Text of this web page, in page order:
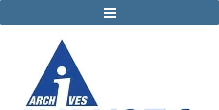
Aller
contenu